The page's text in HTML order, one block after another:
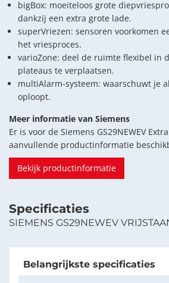
bigBox: moeiteloos grote
dankzij een extra grote lade.
superVriezen: sensoren voorkomen
het vriesproces.
varioZone: deel de ruimte flexibel in
plateaus te verplaatsen.
multiAlarm-systeem: waarschuwt je
oploopt.
Meer informatie van Siemens
Er is voor de Siemens GS29NEWEV
aanvullende productinformatie
Bekijk productinformatie
Specificaties
SIEMENS GS29NEWEV
Belangrijkste specificaties